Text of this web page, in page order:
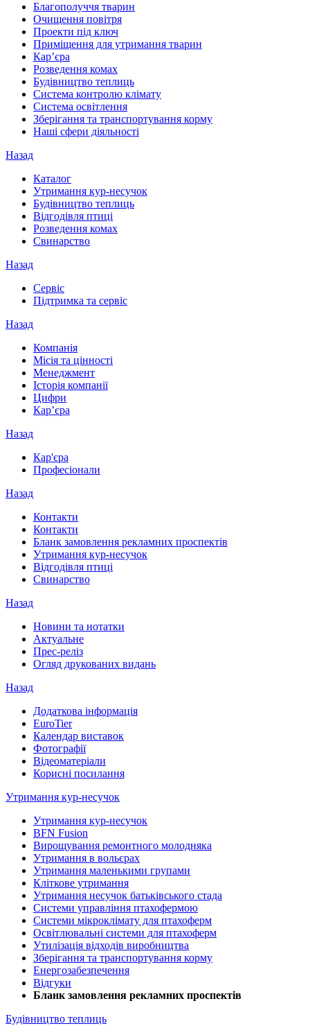
Благополуччя тварин
Очищення повітря
Проекти під ключ
Приміщення для утримання тварин
Кар’єра
Розведення комах
Будівництво теплиць
Система контролю клімату
Система освітлення
Зберігання та транспортування корму
Наші сфери діяльності
Назад
Каталог
Утримання кур-несучок
Будівництво теплиць
Відгодівля птиці
Розведення комах
Свинарство
Назад
Сервіс
Підтримка та сервіс
Назад
Компанія
Місія та цінності
Менеджмент
Історія компанії
Цифри
Кар’єра
Назад
Кар'єра
Професіонали
Назад
Контакти
Контакти
Бланк замовлення рекламних проспектів
Утримання кур-несучок
Відгодівля птиці
Свинарство
Назад
Новини та нотатки
Актуальне
Прес-реліз
Огляд друкованих видань
Назад
Додаткова інформація
EuroTier
Календар виставок
Фотографії
Відеоматеріали
Корисні посилання
Утримання кур-несучок
Утримання кур-несучок
BFN Fusion
Вирощування ремонтного молодняка
Утримання в вольєрах
Утримання маленькими групами
Кліткове утримання
Утримання несучок батьківського стада
Системи управління птахофермою
Системи мікроклімату для птахоферм
Освітлювальні системи для птахоферм
Утилізація відходів виробництва
Зберігання та транспортування корму
Енергозабезпечення
Відгуки
Бланк замовлення рекламних проспектів
Будівництво теплиць